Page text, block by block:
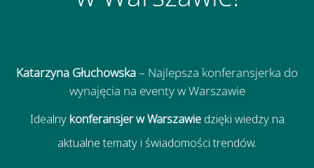
Katarzyna Głuchowska– Najlepsza konferansjerka do
wynajęcia na eventy w Warszawie
Idealny konferansjer w Warszawiedzięki wiedzy na
aktualne tematy i świadomości trendów.